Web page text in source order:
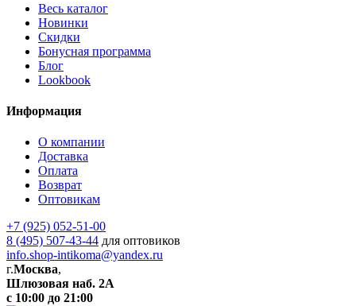
Весь каталог
Новинки
Скидки
Бонусная программа
Блог
Lookbook
Информация
О компании
Доставка
Оплата
Возврат
Оптовикам
+7 (925) 052-51-00
8 (495) 507-43-44 для оптовиков
info.shop-intikoma@yandex.ru
г.Москва,
Шлюзовая наб. 2А
с 10:00 до 21:00